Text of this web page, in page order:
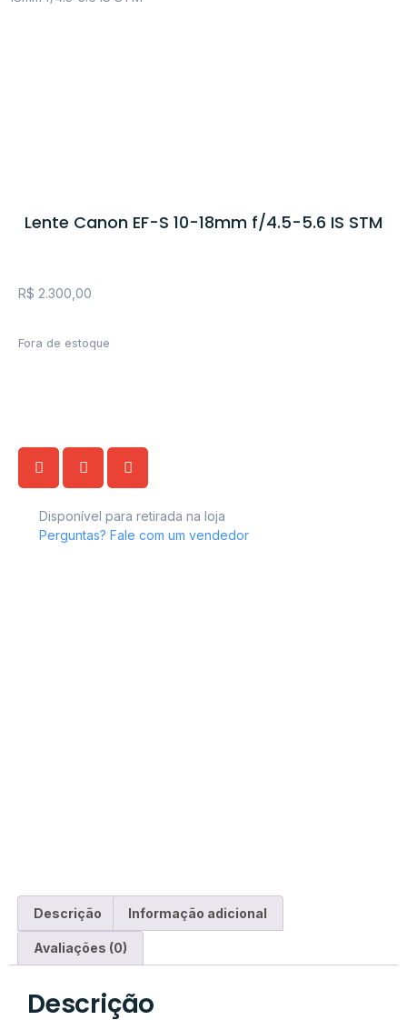
Lente Canon EF-S 10-18mm f/4.5-5.6 IS STM
R$ 2.300,00
Fora de estoque
Disponível para retirada na loja
Perguntas? Fale com um vendedor
Descrição Informação adicional
Avaliações (0)
Descrição